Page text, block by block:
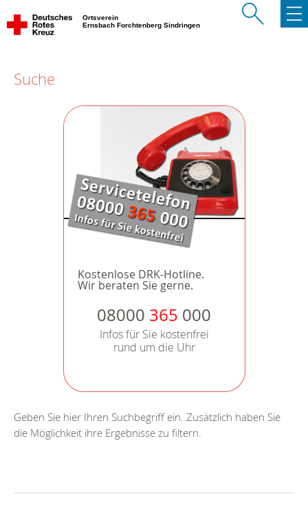
Ortsverein
Ernsbach Forchtenberg Sindringen
Suche
Kostenlose DRK-Hotline.
Wir beraten Sie gerne.
08000 365 000
Infos für Sie kostenfrei
rund um die Uhr
Geben Sie hier Ihren Suchbegriff ein. Zusätzlich haben Sie
die Möglichkeit ihre Ergebnisse zu filtern.